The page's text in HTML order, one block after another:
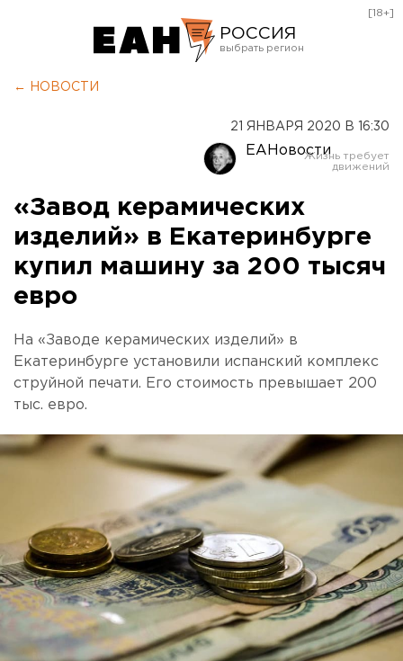
РОССИЯ
Оренбург
[18+]
← НОВОСТИ
21 ЯНВАРЯ 2020 В 16:30
ЕАНовости
«Завод керамических
изделий» в Екатеринбурге
купил машину за 200 тысяч
евро
На «Заводе керамических изделий» в
Екатеринбурге установили испанский комплекс
струйной печати. Его стоимость превышает 200
тыс. евро.